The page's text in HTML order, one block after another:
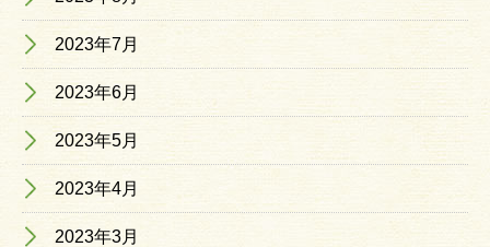
2023年7月
2023年6月
2023年5月
2023年4月
2023年3月